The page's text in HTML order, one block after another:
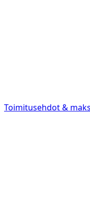
Toimitusehdot &